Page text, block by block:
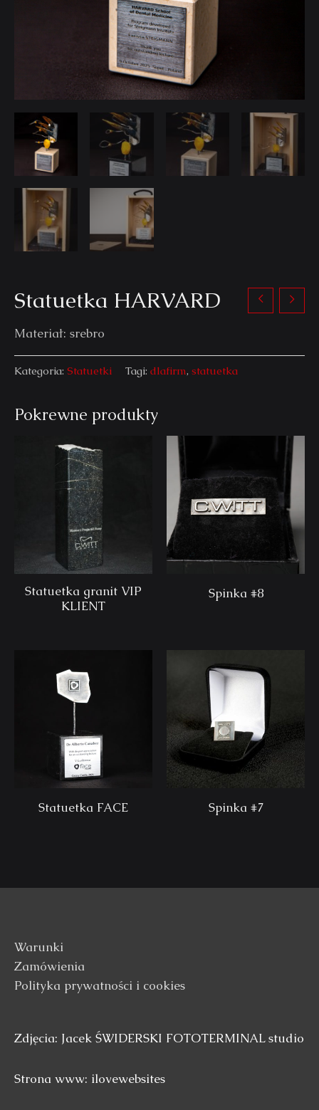
Statuetka HARVARD
Materiał: srebro
Kategoria: Statuetki Tagi: dlafirm, statuetka
Pokrewne produkty
Statuetka granit VIP
KLIENT
Spinka #8
Statuetka FACE Spinka #7
Warunki
Zamówienia
Polityka prywatności i cookies
Zdjęcia: Jacek ŚWIDERSKI FOTOTERMINAL studio
Strona www: ilovewebsites